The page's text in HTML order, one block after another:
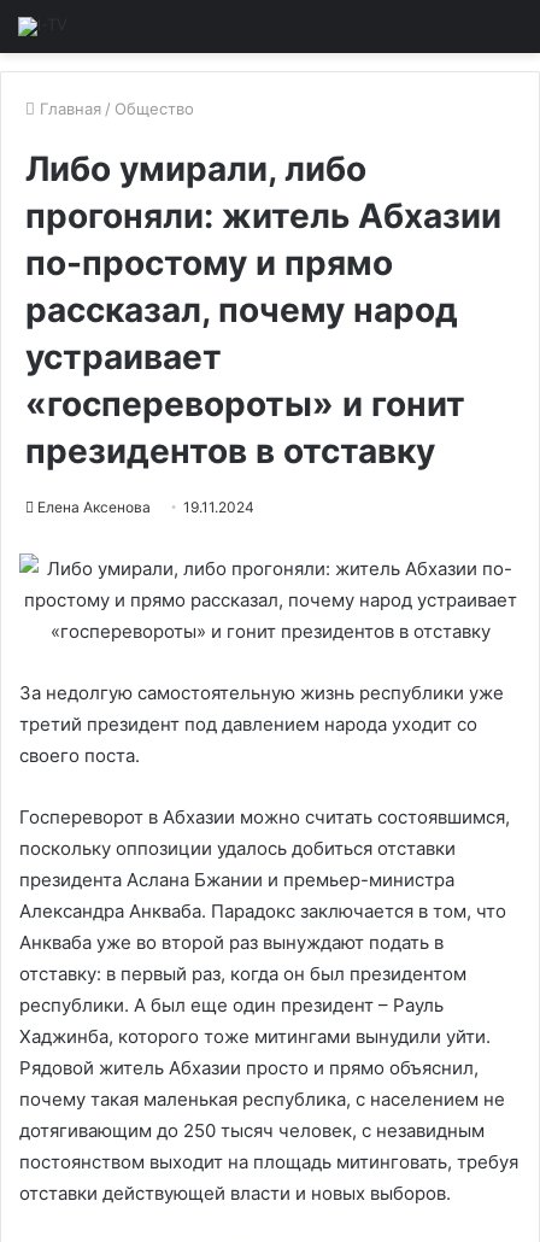
Главная / Общество
Либо умирали, либо
прогоняли: житель Абхазии
по-простому и прямо
рассказал, почему народ
устраивает
«госперевороты» и гонит
президентов в отставку
Елена Аксенова 19.11.2024
За недолгую самостоятельную жизнь республики уже
третий президент под давлением народа уходит со
своего поста.
Госпереворот в Абхазии можно считать состоявшимся,
поскольку оппозиции удалось добиться отставки
президента Аслана Бжании и премьер-министра
Александра Анкваба. Парадокс заключается в том, что
Анкваба уже во второй раз вынуждают подать в
отставку: в первый раз, когда он был президентом
республики. А был еще один президент – Рауль
Хаджинба, которого тоже митингами вынудили уйти.
Рядовой житель Абхазии просто и прямо объяснил,
почему такая маленькая республика, с населением не
дотягивающим до 250 тысяч человек, с незавидным
постоянством выходит на площадь митинговать, требуя
отставки действующей власти и новых выборов.